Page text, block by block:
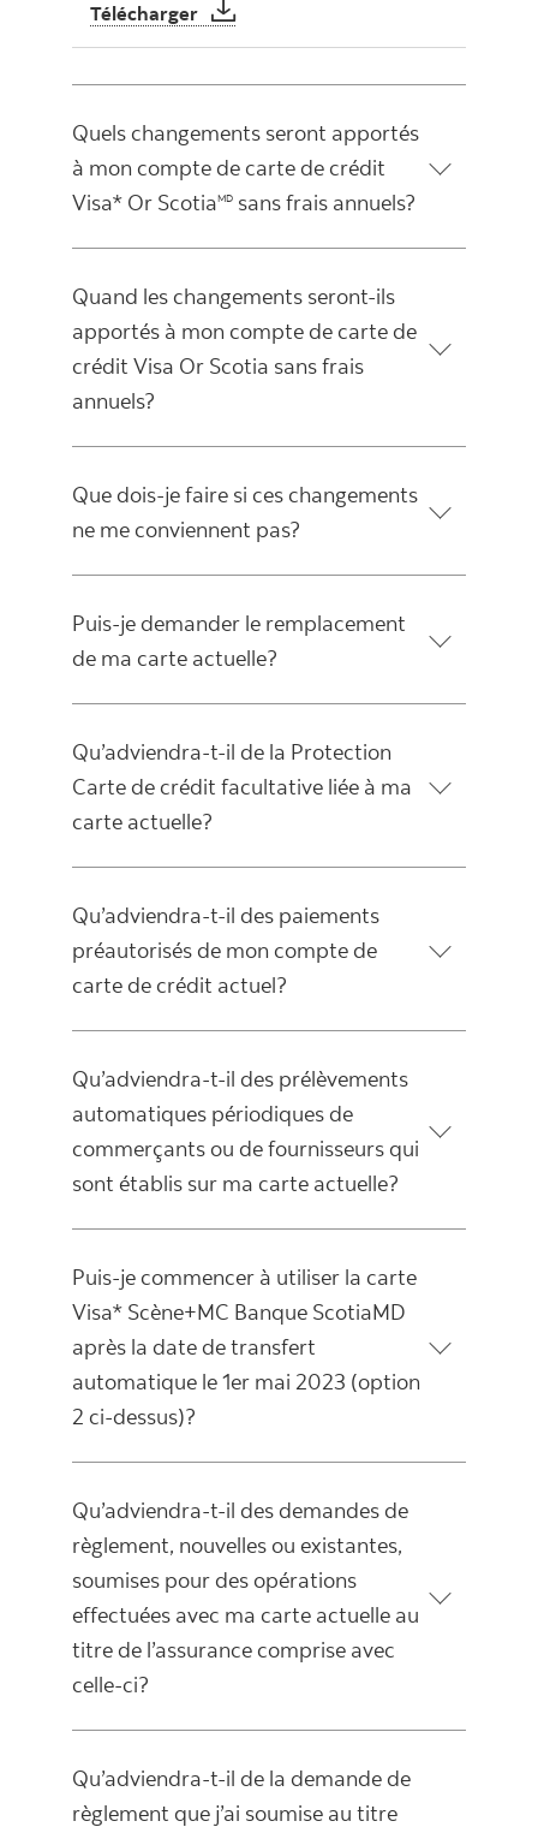
Télécharger Changements à votre compte de
Quels changements seront apportés
à mon compte de carte de crédit
Visa* Or ScotiaMD sans frais annuels?
Quand les changements seront-ils
apportés à mon compte de carte de
crédit Visa Or Scotia sans frais
annuels?
Que dois-je faire si ces changements
ne me conviennent pas?
Puis-je demander le remplacement
de ma carte actuelle?
Qu’adviendra-t-il de la Protection
Carte de crédit facultative liée à ma
carte actuelle?
Qu’adviendra-t-il des paiements
préautorisés de mon compte de
carte de crédit actuel?
Qu’adviendra-t-il des prélèvements
automatiques périodiques de
commerçants ou de fournisseurs qui
sont établis sur ma carte actuelle?
Puis-je commencer à utiliser la carte
Visa* Scène+MC Banque ScotiaMD
après la date de transfert
automatique le 1er mai 2023 (option
2 ci-dessus)?
Qu’adviendra-t-il des demandes de
règlement, nouvelles ou existantes,
soumises pour des opérations
effectuées avec ma carte actuelle au
titre de l’assurance comprise avec
celle-ci?
Qu’adviendra-t-il de la demande de
règlement que j’ai soumise au titre